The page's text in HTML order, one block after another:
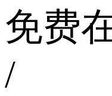
免费
/